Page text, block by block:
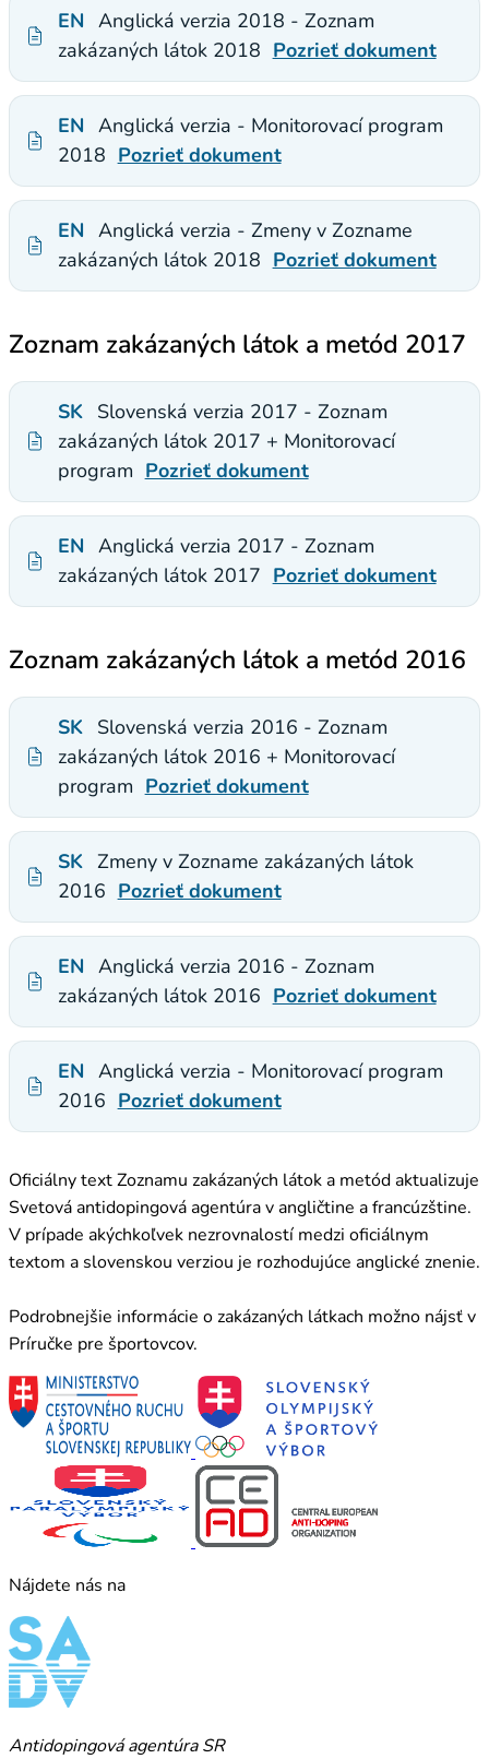
EN Anglická verzia 2018 - Zoznam
zakázaných látok 2018 Pozrieť dokument
EN Anglická verzia - Monitorovací program
2018 Pozrieť dokument
EN Anglická verzia - Zmeny v Zozname
zakázaných látok 2018 Pozrieť dokument
Zoznam zakázaných látok a metód 2017
SK Slovenská verzia 2017 - Zoznam
zakázaných látok 2017 + Monitorovací
program Pozrieť dokument
EN Anglická verzia 2017 - Zoznam
zakázaných látok 2017 Pozrieť dokument
Zoznam zakázaných látok a metód 2016
SK Slovenská verzia 2016 - Zoznam
zakázaných látok 2016 + Monitorovací
program Pozrieť dokument
SK Zmeny v Zozname zakázaných látok
2016 Pozrieť dokument
EN Anglická verzia 2016 - Zoznam
zakázaných látok 2016 Pozrieť dokument
EN Anglická verzia - Monitorovací program
2016 Pozrieť dokument
Oficiálny text Zoznamu zakázaných látok a metód aktualizuje
Svetová antidopingová agentúra v angličtine a francúzštine.
V prípade akýchkoľvek nezrovnalostí medzi oficiálnym
textom a slovenskou verziou je rozhodujúce anglické znenie.
Podrobnejšie informácie o zakázaných látkach možno nájsť v
Príručke pre športovcov.
Nájdete nás na
Antidopingová agentúra SR